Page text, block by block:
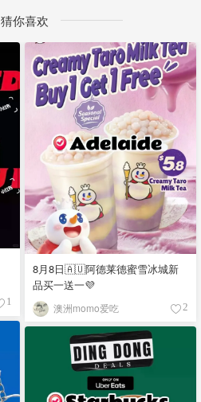
猜你喜欢
1
8月8日🇦🇺阿德莱德蜜雪冰城新
品买一送一💜
澳洲momo爱吃 2